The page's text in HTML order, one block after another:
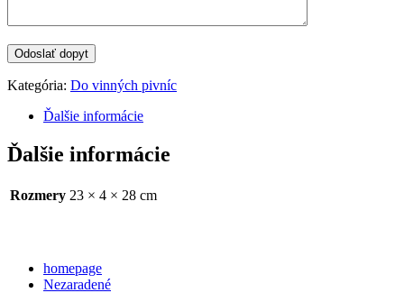
Kategória: Do vinných pivníc
Ďalšie informácie
Ďalšie informácie
Rozmery 23 × 4 × 28 cm
homepage
Nezaradené